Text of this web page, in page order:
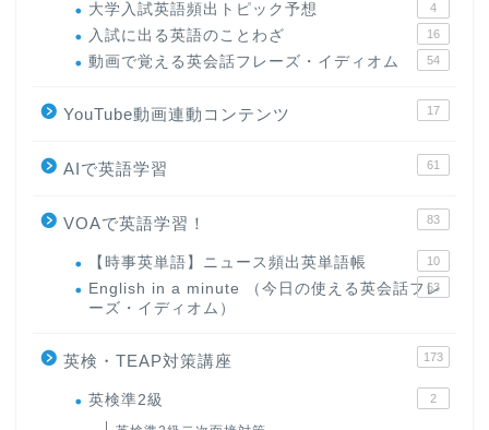
大学入試英語頻出トピック予想 4
入試に出る英語のことわざ 16
動画で覚える英会話フレーズ・イディオム 54
YouTube動画連動コンテンツ 17
AIで英語学習 61
VOAで英語学習！ 83
【時事英単語】ニュース頻出英単語帳 10
English in a minute （今日の使える英会話フレ
ーズ・イディオム）
63
英検・TEAP対策講座 173
英検準2級 2